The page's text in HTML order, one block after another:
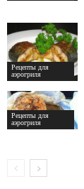
Рецепты для
аэрогриля
Рецепты для
аэрогриля